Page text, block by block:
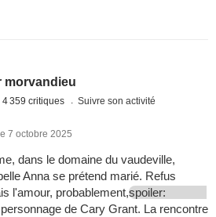
morvandieu
4 359 critiques Suivre son activité
7 octobre 2025
dans le domaine du vaudeville,
Anna se prétend marié. Refus
l'amour, probablement,spoiler:
de Cary Grant. La rencontre